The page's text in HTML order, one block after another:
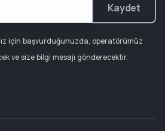
Kaydet
için başvurduğunuzda, operatörümüz
ve size bilgi mesajı gönderecektir.